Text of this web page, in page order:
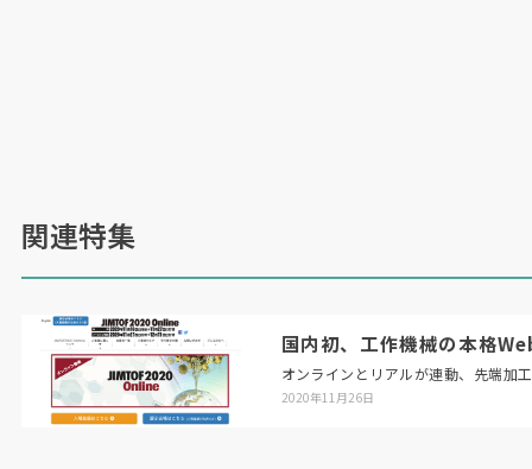
関連特集
国内初、工作機械の本格
オンラインとリアルが連動、先端加
2020年11月26日